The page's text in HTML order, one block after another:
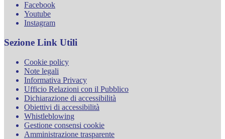
Facebook
Youtube
Instagram
Sezione Link Utili
Cookie policy
Note legali
Informativa Privacy
Ufficio Relazioni con il Pubblico
Dichiarazione di accessibilità
Obiettivi di accessibilità
Whistleblowing
Gestione consensi cookie
Amministrazione trasparente